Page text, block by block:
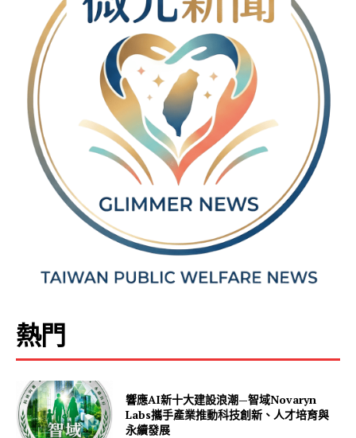
熱門
響應AI新十大建設浪潮—智域Novaryn
Labs攜手產業推動科技創新、人才培育與
永續發展